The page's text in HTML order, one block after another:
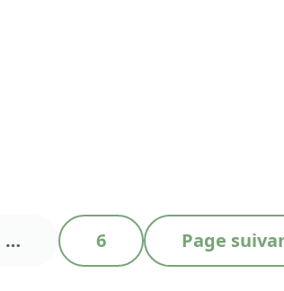
…
P
a
6 Page